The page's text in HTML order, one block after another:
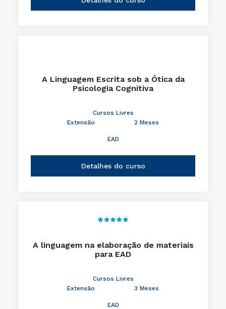
A Linguagem Escrita sob a Ótica da
Psicologia Cognitiva
Cursos Livres
Extensão
2 Meses
EAD
Detalhes do curso
A linguagem na elaboração de materiais
para EAD
Cursos Livres
Extensão
3 Meses
EAD